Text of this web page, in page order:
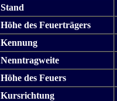
Stand
Höhe des Feuerträgers
Kennung
Nenntragweite
Höhe des Feuers
Kursrichtung